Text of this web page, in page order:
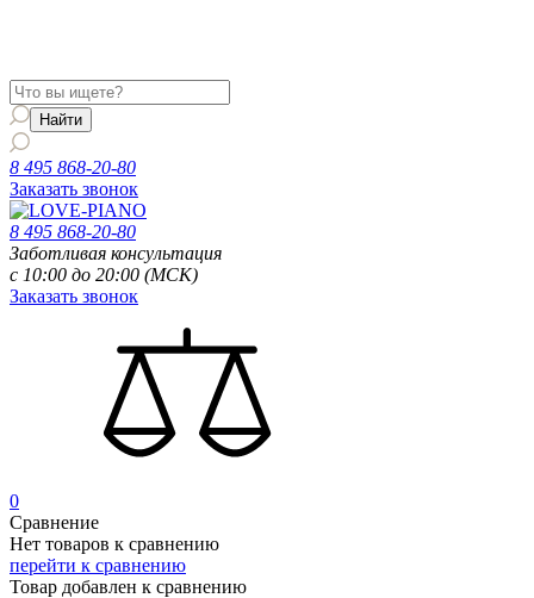
8 495 868-20-80
Заказать звонок
8 495 868-20-80
Заботливая консультация
с 10:00 до 20:00 (МСК)
Заказать звонок
0
Сравнение
Нет товаров к сравнению
перейти к сравнению
Товар добавлен к сравнению